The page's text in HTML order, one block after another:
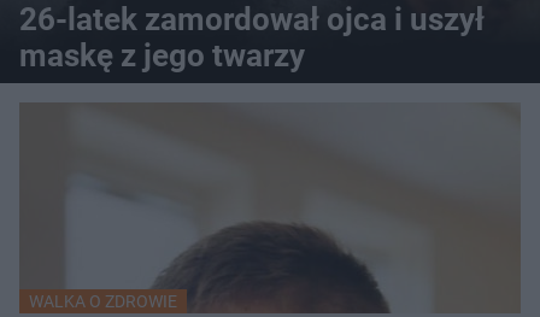
26-latek zamordował ojca i uszył
maskę z jego twarzy
WALKA O ZDROWIE